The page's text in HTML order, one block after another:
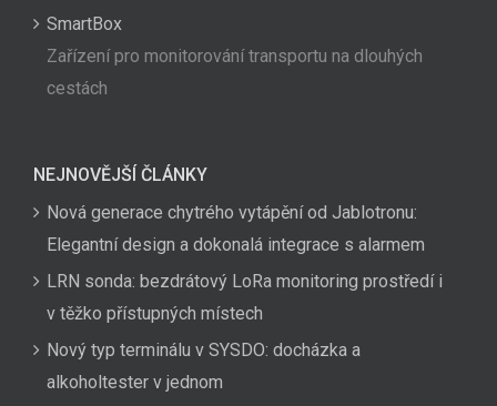
SmartBox
Zařízení pro monitorování transportu na dlouhých
cestách
NEJNOVĚJŠÍ ČLÁNKY
Nová generace chytrého vytápění od Jablotronu:
Elegantní design a dokonalá integrace s alarmem
LRN sonda: bezdrátový LoRa monitoring prostředí i
v těžko přístupných místech
Nový typ terminálu v SYSDO: docházka a
alkoholtester v jednom